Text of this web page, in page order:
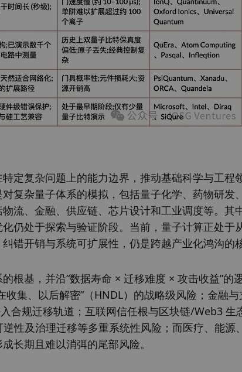
定复杂问题上的能力边界，推动基础科学与工程
复杂量子体系的模拟，包括量子化学、药物研发
流、金融、供应链、芯片设计和工业调度等。其
仍处于探索与验证阶段。当前，量子计算正处于
错开销与系统可扩展性，仍是跨越产业化鸿沟的
根基，并沿“数据寿命 × 迁移难度 × 攻击收益”的
集、以后解密”（HNDL）的战略级风险；金融
合规迁移轨道；互联网信任根与区块链/Web3 生
性及治理迁移等多重系统性风险；而医疗、能源
长期且难以消弭的尾部风险。